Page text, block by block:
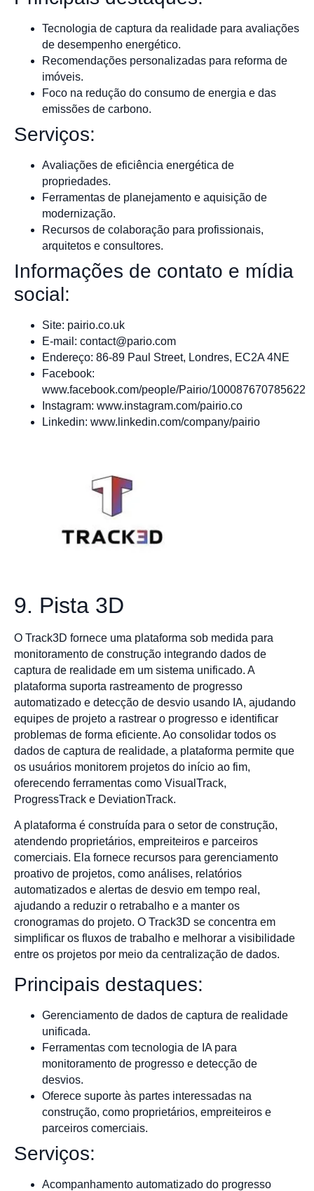
Tecnologia de captura da realidade para avaliações
de desempenho energético.
Recomendações personalizadas para reforma de
imóveis.
Foco na redução do consumo de energia e das
emissões de carbono.
Serviços:
Avaliações de eficiência energética de
propriedades.
Ferramentas de planejamento e aquisição de
modernização.
Recursos de colaboração para profissionais,
arquitetos e consultores.
Informações de contato e mídia
social:
Site: pairio.co.uk
E-mail: contact@pario.com
Endereço: 86-89 Paul Street, Londres, EC2A 4NE
Facebook:
www.facebook.com/people/Pairio/100087670785622
Instagram: www.instagram.com/pairio.co
Linkedin: www.linkedin.com/company/pairio
9. Pista 3D
O Track3D fornece uma plataforma sob medida para
monitoramento de construção integrando dados de
captura de realidade em um sistema unificado. A
plataforma suporta rastreamento de progresso
automatizado e detecção de desvio usando IA, ajudando
equipes de projeto a rastrear o progresso e identificar
problemas de forma eficiente. Ao consolidar todos os
dados de captura de realidade, a plataforma permite que
os usuários monitorem projetos do início ao fim,
oferecendo ferramentas como VisualTrack,
ProgressTrack e DeviationTrack.
A plataforma é construída para o setor de construção,
atendendo proprietários, empreiteiros e parceiros
comerciais. Ela fornece recursos para gerenciamento
proativo de projetos, como análises, relatórios
automatizados e alertas de desvio em tempo real,
ajudando a reduzir o retrabalho e a manter os
cronogramas do projeto. O Track3D se concentra em
simplificar os fluxos de trabalho e melhorar a visibilidade
entre os projetos por meio da centralização de dados.
Principais destaques:
Gerenciamento de dados de captura de realidade
unificada.
Ferramentas com tecnologia de IA para
monitoramento de progresso e detecção de
desvios.
Oferece suporte às partes interessadas na
construção, como proprietários, empreiteiros e
parceiros comerciais.
Serviços:
Acompanhamento automatizado do progresso